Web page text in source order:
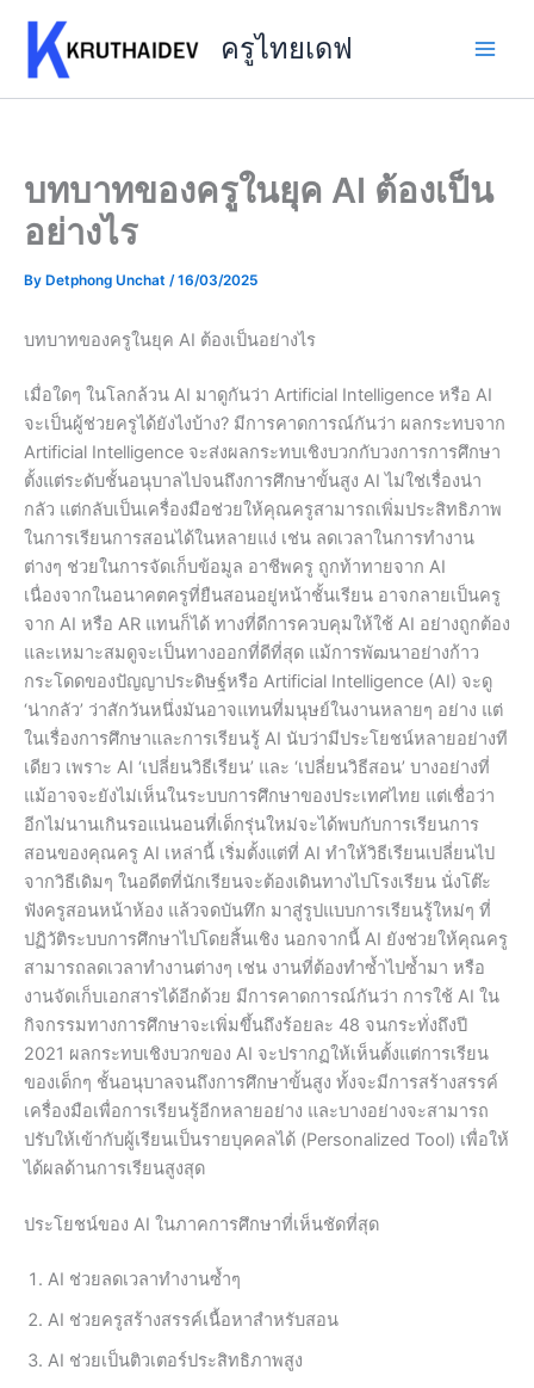
content
ครูไทยเดฟ
บทบาทของครูในยุค AI ต้องเป็น
อย่างไร
By Detphong Unchat /16/03/2025
บทบาทของครูในยุค AI ต้องเป็นอย่างไร
เมื่อใดๆ ในโลกล้วน AI มาดูกันว่า Artificial Intelligence หรือ AI
จะเป็นผู้ช่วยครูได้ยังไงบ้าง? มีการคาดการณ์กันว่า ผลกระทบจาก
Artificial Intelligence จะส่งผลกระทบเชิงบวกกับวงการการศึกษา
ตั้งแต่ระดับชั้นอนุบาลไปจนถึงการศึกษาขั้นสูง AI ไม่ใช่เรื่องน่า
กลัว แต่กลับเป็นเครื่องมือช่วยให้คุณครูสามารถเพิ่มประสิทธิภาพ
ในการเรียนการสอนได้ในหลายแง่ เช่น ลดเวลาในการทำงาน
ต่างๆ ช่วยในการจัดเก็บข้อมูล อาชีพครู ถูกท้าทายจาก AI
เนื่องจากในอนาคตครูที่ยืนสอนอยู่หน้าชั้นเรียน อาจกลายเป็นครู
จาก AI หรือ AR แทนก็ได้ ทางที่ดีการควบคุมให้ใช้ AI อย่างถูกต้อง
และเหมาะสมดูจะเป็นทางออกที่ดีที่สุด แม้การพัฒนาอย่างก้าว
กระโดดของปัญญาประดิษฐ์หรือ Artificial Intelligence (AI) จะดู
‘น่ากลัว’ ว่าสักวันหนึ่งมันอาจแทนที่มนุษย์ในงานหลายๆ อย่าง แต่
ในเรื่องการศึกษาและการเรียนรู้ AI นับว่ามีประโยชน์หลายอย่างที
เดียว เพราะ AI ‘เปลี่ยนวิธีเรียน’ และ ‘เปลี่ยนวิธีสอน’ บางอย่างที่
แม้อาจจะยังไม่เห็นในระบบการศึกษาของประเทศไทย แต่เชื่อว่า
อีกไม่นานเกินรอแน่นอนที่เด็กรุ่นใหม่จะได้พบกับการเรียนการ
สอนของคุณครู AI เหล่านี้ เริ่มตั้งแต่ที่ AI ทำให้วิธีเรียนเปลี่ยนไป
จากวิธีเดิมๆ ในอดีตที่นักเรียนจะต้องเดินทางไปโรงเรียน นั่งโต๊ะ
ฟังครูสอนหน้าห้อง แล้วจดบันทึก มาสู่รูปแบบการเรียนรู้ใหม่ๆ ที่
ปฏิวัติระบบการศึกษาไปโดยสิ้นเชิง นอกจากนี้ AI ยังช่วยให้คุณครู
สามารถลดเวลาทำงานต่างๆ เช่น งานที่ต้องทำซ้ำไปซ้ำมา หรือ
งานจัดเก็บเอกสารได้อีกด้วย มีการคาดการณ์กันว่า การใช้ AI ใน
กิจกรรมทางการศึกษาจะเพิ่มขึ้นถึงร้อยละ 48 จนกระทั่งถึงปี
2021 ผลกระทบเชิงบวกของ AI จะปรากฏให้เห็นตั้งแต่การเรียน
ของเด็กๆ ชั้นอนุบาลจนถึงการศึกษาขั้นสูง ทั้งจะมีการสร้างสรรค์
เครื่องมือเพื่อการเรียนรู้อีกหลายอย่าง และบางอย่างจะสามารถ
ปรับให้เข้ากับผู้เรียนเป็นรายบุคคลได้ (Personalized Tool) เพื่อให้
ได้ผลด้านการเรียนสูงสุด
ประโยชน์ของ AI ในภาคการศึกษาที่เห็นชัดที่สุด
AI ช่วยลดเวลาทำงานซ้ำๆ
AI ช่วยครูสร้างสรรค์เนื้อหาสำหรับสอน
AI ช่วยเป็นติวเตอร์ประสิทธิภาพสูง